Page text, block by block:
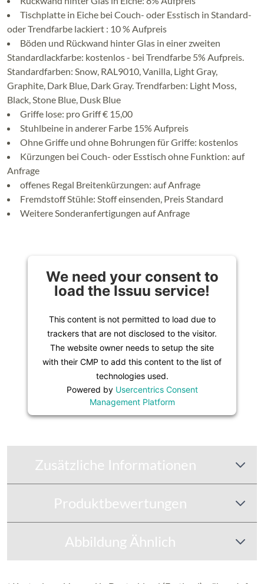
Tischplatte in Eiche bei Couch- oder Esstisch in Standard-
oder Trendfarbe lackiert : 10 % Aufpreis
Böden und Rückwand hinter Glas in einer zweiten
Standardlackfarbe: kostenlos - bei Trendfarbe 5% Aufpreis.
Standardfarben: Snow, RAL9010, Vanilla, Light Gray,
Graphite, Dark Blue, Dark Gray. Trendfarben: Light Moss,
Black, Stone Blue, Dusk Blue
Griffe lose: pro Griff € 15,00
Stuhlbeine in anderer Farbe 15% Aufpreis
Ohne Griffe und ohne Bohrungen für Griffe: kostenlos
Kürzungen bei Couch- oder Esstisch ohne Funktion: auf
Anfrage
offenes Regal Breitenkürzungen: auf Anfrage
Fremdstoff Stühle: Stoff einsenden, Preis Standard
Weitere Sonderanfertigungen auf Anfrage
We need your consent to
load the Issuu service!
This content is not permitted to load due to
trackers that are not disclosed to the visitor.
The website owner needs to setup the site
with their CMP to add this content to the list of
technologies used.
Powered by Usercentrics Consent
Management Platform
Zusätzliche Informationen
Produktbewertungen
Abbildung Ähnlich